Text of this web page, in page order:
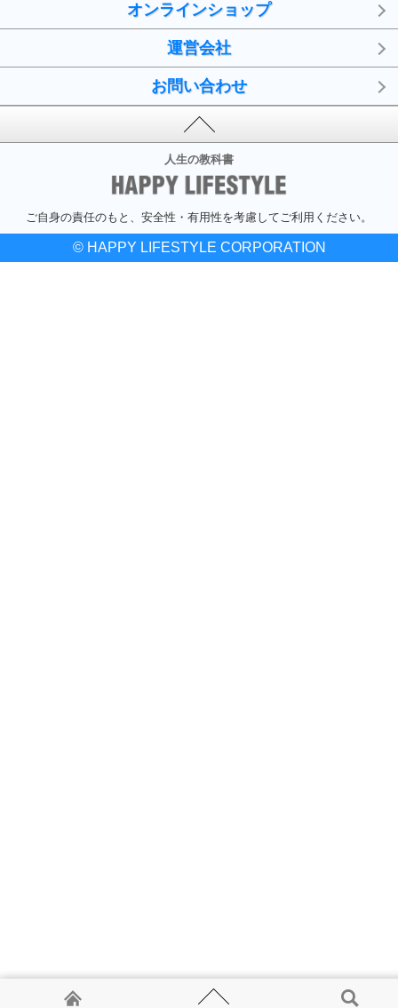
オンラインショップ
運営会社
お問い合わせ
人生の教科書
ご自身の責任のもと、安全性・有用性を考慮してご利用ください。
© HAPPY LIFESTYLE CORPORATION